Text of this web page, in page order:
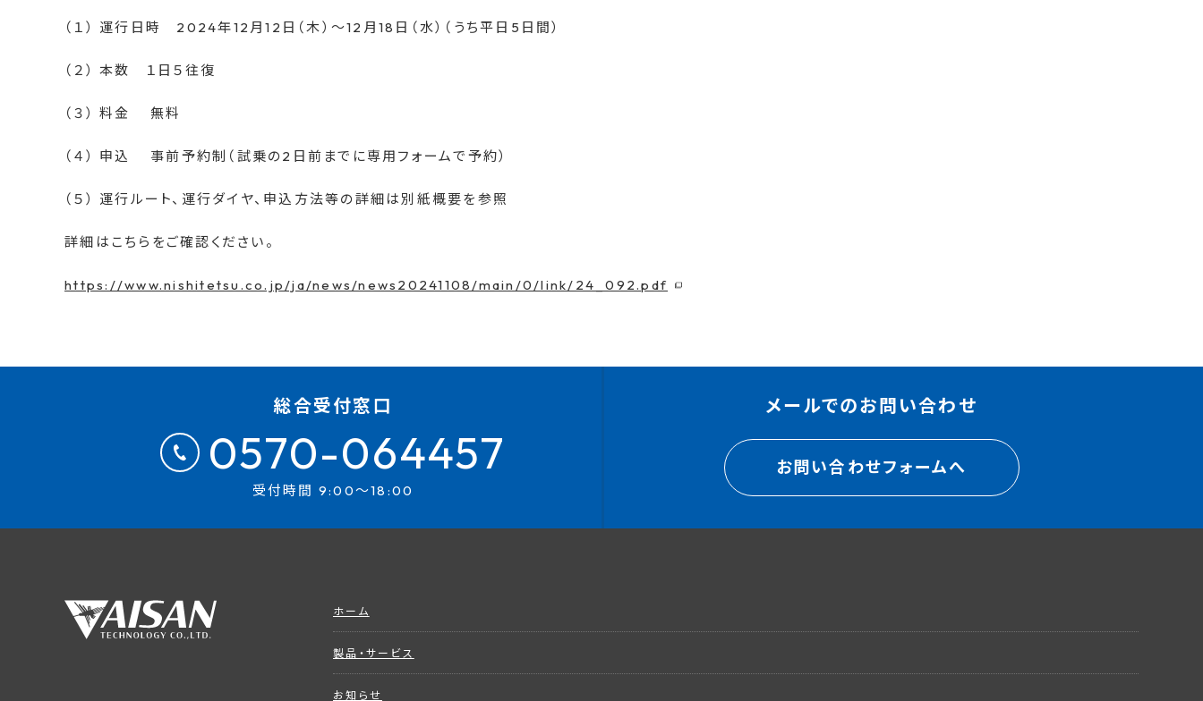
（１） 運行日時 2024年12月12日（木）〜12月18日（水）（うち平日5日間）
（２） 本数 １日５往復
（３） 料金 無料
（４） 申込 事前予約制（試乗の2日前までに専用フォームで予約）
（５） 運行ルート、運行ダイヤ、申込方法等の詳細は別紙概要を参照
詳細はこちらをご確認ください。
https://www.nishitetsu.co.jp/ja/news/news20241108/main/0/link/24_092.pdf
総合受付窓口
0570-064457
受付時間 9:00～18:00
メールでのお問い合わせ
お問い合わせフォームへ
ホーム
製品・サービス
お知らせ